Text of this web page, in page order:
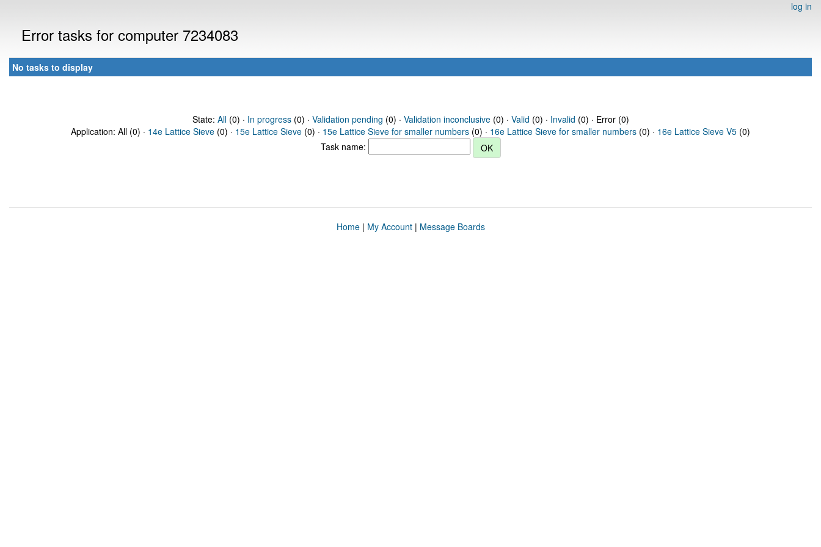
log in
Error tasks for computer 7234083
No tasks to display
State: All(0) · In progress(0) · Validation pending (0) · Validation inconclusive(0) · Valid (0) · Invalid (0) · Error (0)
Application: All (0) · 14e Lattice Sieve (0) · 15e Lattice Sieve (0) · 15e Lattice Sieve for smaller numbers (0) · 16e Lattice Sieve for smaller numbers (0) · 16e Lattice Sieve V5 (0)
Task name:
Home| My Account| Message Boards